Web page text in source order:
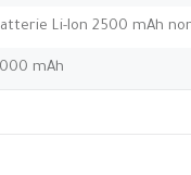
Li-Ion 2500 mAh
mAh